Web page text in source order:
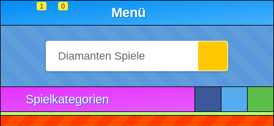
1 0 Menü
Spielkategorien